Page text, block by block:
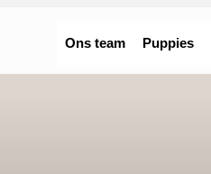
Ons team Puppies